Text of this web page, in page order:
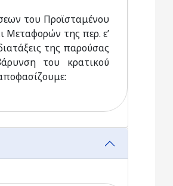
του Προϊσταμένου
Μεταφορών της περ. ε’
της παρούσας
του κρατικού